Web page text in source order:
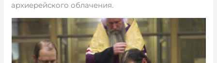
архиерейского облачения.